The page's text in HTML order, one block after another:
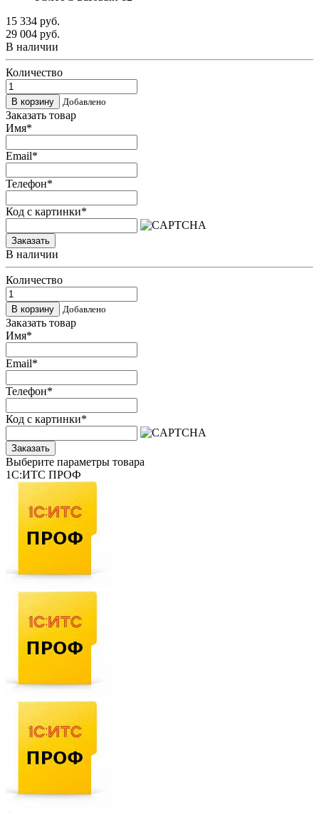
15 334 руб.
29 004 руб.
В наличии
Количество
Добавлено
Заказать товар
Имя*
Email*
Телефон*
Код с картинки*
Заказать
В наличии
Количество
Добавлено
Заказать товар
Имя*
Email*
Телефон*
Код с картинки*
Заказать
Выберите параметры товара
1С:ИТС ПРОФ